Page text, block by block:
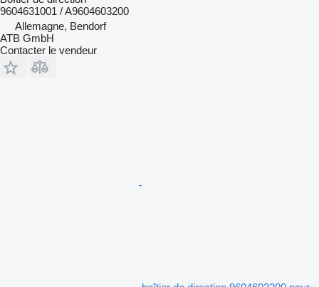
9604631001 / A9604603200
Allemagne, Bendorf
ATB GmbH
Contacter le vendeur